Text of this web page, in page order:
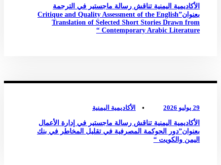
الأكاديمية اليمنية تناقش رسالة ماجستير في الترجمة
بعنوان”Critique and Quality Assessment of the English
Translation of Selected Short Stories Drawn from
Contemporary Arabic Literature “
29 يوليو 2026 • الأكاديمية اليمنية
الأكاديمية اليمنية تناقش رسالة ماجستير في إدارة الأعمال
بعنوان”دور الحوكمة المصرفية في تقليل المخاطر في بنك
اليمن والكويت “